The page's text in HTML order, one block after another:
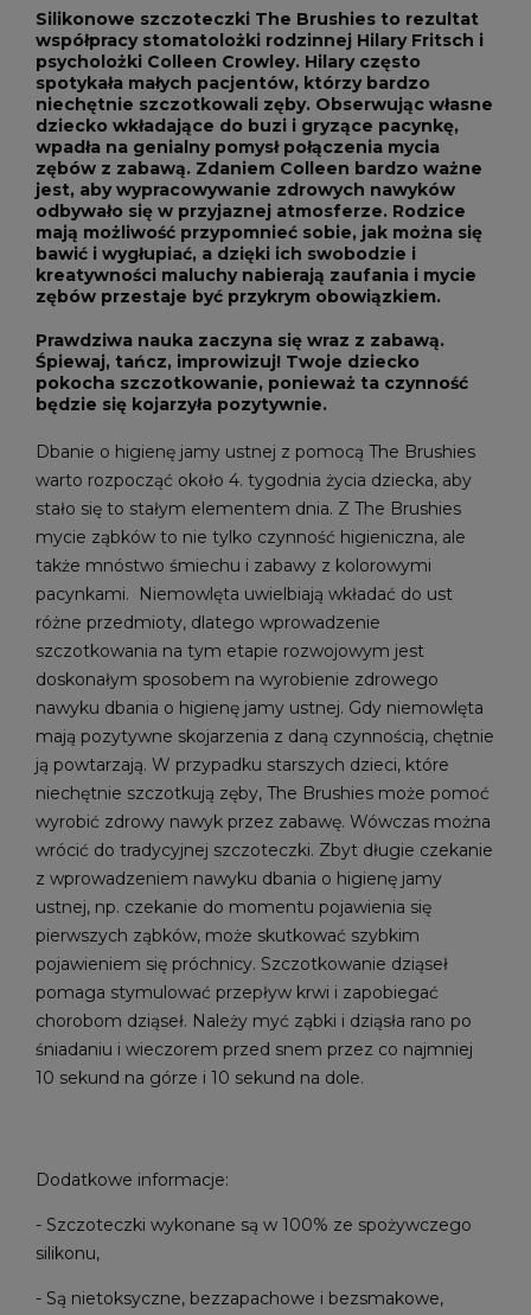
Silikonowe szczoteczki The Brushies to rezultat
współpracy stomatolożki rodzinnej Hilary Fritsch i
psycholożki Colleen Crowley. Hilary często
spotykała małych pacjentów, którzy bardzo
niechętnie szczotkowali zęby. Obserwując własne
dziecko wkładające do buzi i gryzące pacynkę,
wpadła na genialny pomysł połączenia mycia
zębów z zabawą. Zdaniem Colleen bardzo ważne
jest, aby wypracowywanie zdrowych nawyków
odbywało się w przyjaznej atmosferze. Rodzice
mają możliwość przypomnieć sobie, jak można się
bawić i wygłupiać, a dzięki ich swobodzie i
kreatywności maluchy nabierają zaufania i mycie
zębów przestaje być przykrym obowiązkiem.
Prawdziwa nauka zaczyna się wraz z zabawą.
Śpiewaj, tańcz, improwizuj! Twoje dziecko
pokocha szczotkowanie, ponieważ ta czynność
będzie się kojarzyła pozytywnie.
Dbanie o higienę jamy ustnej z pomocą The Brushies
warto rozpocząć około 4. tygodnia życia dziecka, aby
stało się to stałym elementem dnia. Z The Brushies
mycie ząbków to nie tylko czynność higieniczna, ale
także mnóstwo śmiechu i zabawy z kolorowymi
pacynkami. Niemowlęta uwielbiają wkładać do ust
różne przedmioty, dlatego wprowadzenie
szczotkowania na tym etapie rozwojowym jest
doskonałym sposobem na wyrobienie zdrowego
nawyku dbania o higienę jamy ustnej. Gdy niemowlęta
mają pozytywne skojarzenia z daną czynnością, chętnie
ją powtarzają. W przypadku starszych dzieci, które
niechętnie szczotkują zęby, The Brushies może pomoć
wyrobić zdrowy nawyk przez zabawę. Wówczas można
wrócić do tradycyjnej szczoteczki. Zbyt długie czekanie
z wprowadzeniem nawyku dbania o higienę jamy
ustnej, np. czekanie do momentu pojawienia się
pierwszych ząbków, może skutkować szybkim
pojawieniem się próchnicy. Szczotkowanie dziąseł
pomaga stymulować przepływ krwi i zapobiegać
chorobom dziąseł. Należy myć ząbki i dziąsła rano po
śniadaniu i wieczorem przed snem przez co najmniej
10 sekund na górze i 10 sekund na dole.
Dodatkowe informacje:
- Szczoteczki wykonane są w 100% ze spożywczego
silikonu,
- Są nietoksyczne, bezzapachowe i bezsmakowe,